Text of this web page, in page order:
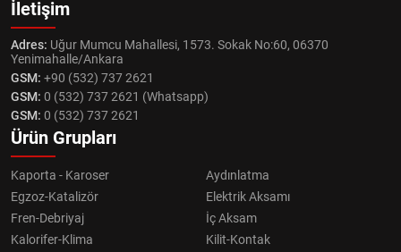
İletişim
Adres: Uğur Mumcu Mahallesi, 1573. Sokak No:60, 06370
Yenimahalle/Ankara
GSM: +90 (532) 737 2621
GSM: 0 (532) 737 2621 (Whatsapp)
GSM: 0 (532) 737 2621
Ürün Grupları
Kaporta - Karoser
Aydınlatma
Egzoz-Katalizör
Elektrik Aksamı
Fren-Debriyaj
İç Aksam
Kalorifer-Klima
Kilit-Kontak